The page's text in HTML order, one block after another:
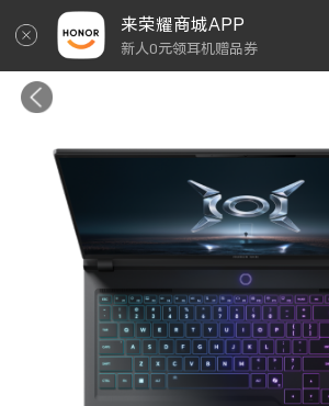
来荣耀商城APP
新人0元领耳机赠品券